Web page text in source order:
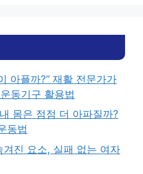
아플까?” 재활 전문가가
동기구 활용법
몸은 점점 더 아파질까?
동법
진 요소, 실패 없는 여자